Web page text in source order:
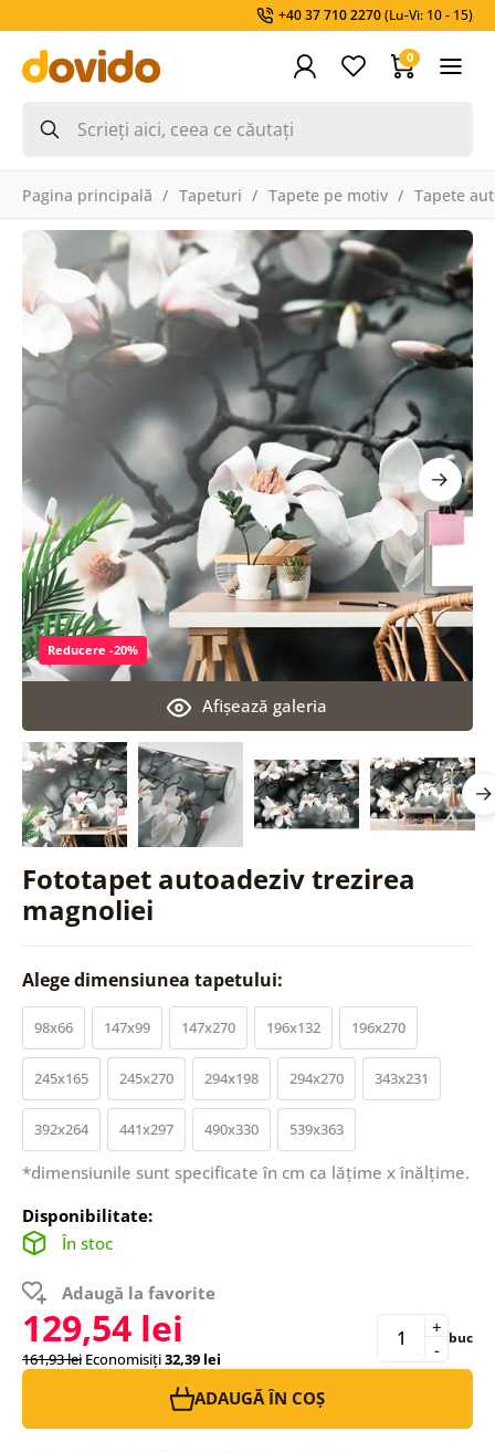
+40 37 710 2270(Lu-Vi: 10 - 15)
0
Pagina principală Tapeturi Tapete pe motiv Tapete
Fototapet autoadeziv trezirea
magnoliei
Afişează galeria
Reducere -20%
Alege dimensiunea tapetului:
98x66 147x99 147x270 196x132 196x270
245x165 245x270 294x198 294x270 343x231
392x264 441x297 490x330 539x363
*dimensiunile sunt specificate în cm ca lățime x înălțime.
Disponibilitate:
În stoc
Adaugă la favorite
129,54 lei
161,93 lei Economisiți32,39 lei -
+ buc
ADAUGĂ ÎN COȘ